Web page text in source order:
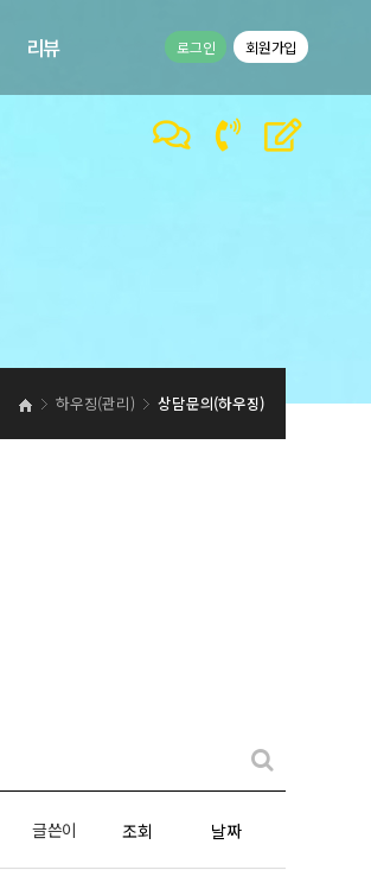
리뷰 로그인 회원가입
하우징(관리) 상담문의(하우징)
글쓴이 조회 날짜